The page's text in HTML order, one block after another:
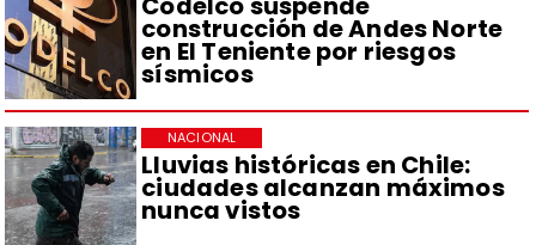
construcción de Andes Norte
en El Teniente por riesgos
sísmicos
Lluvias históricas en Chile:
ciudades alcanzan máximos
nunca vistos
NACIONAL